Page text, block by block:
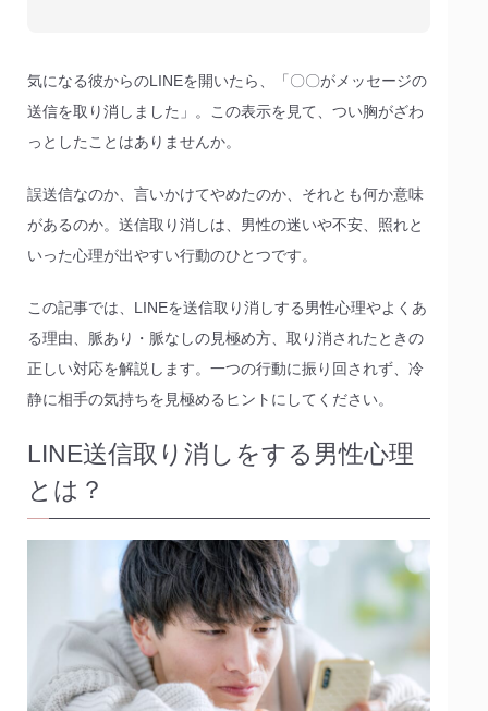
気になる彼からのLINEを開いたら、「〇〇がメッセージの
送信を取り消しました」。この表示を見て、つい胸がざわ
っとしたことはありませんか。
誤送信なのか、言いかけてやめたのか、それとも何か意味
があるのか。送信取り消しは、男性の迷いや不安、照れと
いった心理が出やすい行動のひとつです。
この記事では、LINEを送信取り消しする男性心理やよくあ
る理由、脈あり・脈なしの見極め方、取り消されたときの
正しい対応を解説します。一つの行動に振り回されず、冷
静に相手の気持ちを見極めるヒントにしてください。
LINE送信取り消しをする男性心理
とは？